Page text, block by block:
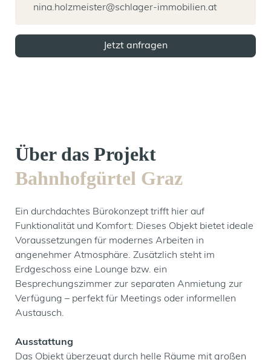
nina.holzmeister@schlager-immobilien.at
Jetzt anfragen
Über das Projekt
Bahnhofgürtel Graz
Ein durchdachtes Bürokonzept trifft hier auf
Funktionalität und Komfort: Dieses Objekt bietet ideale
Voraussetzungen für modernes Arbeiten in
angenehmer Atmosphäre. Zusätzlich steht im
Erdgeschoss eine Lounge bzw. ein
Besprechungszimmer zur separaten Anmietung zur
Verfügung – perfekt für Meetings oder informellen
Austausch.
Ausstattung
Das Objekt überzeugt durch helle Räume mit großen